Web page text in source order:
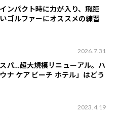
ンパクト時に力が入り、飛距
ゴルファーにオススメの練習
2026.7.31
パ…超大規模リニューアル。ハ
ナ ケア ビーチ ホテル」はどう
2023.4.19